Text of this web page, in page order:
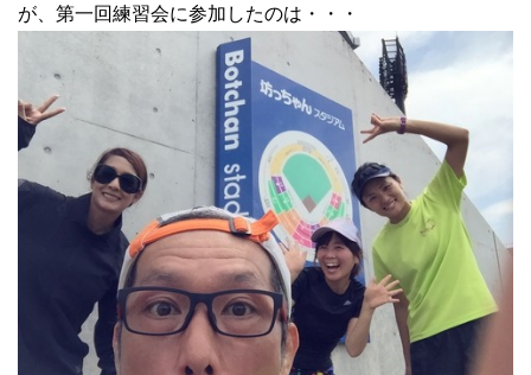
が、第一回練習会に参加したのは・・・